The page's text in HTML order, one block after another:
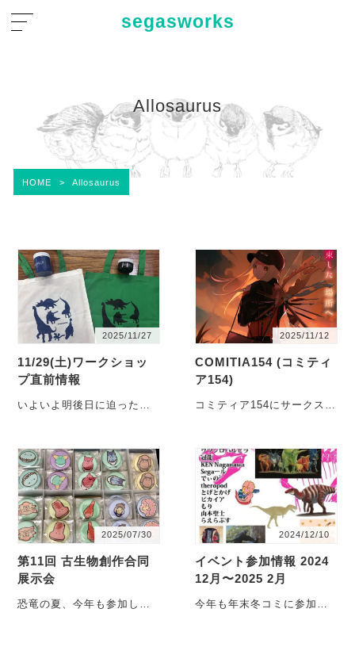
segasworks
Allosaurus
HOME > Allosaurus
2025/11/27
11/29(土)ワークショッ
プ直前情報
いよいよ明後日に迫った
ワークショップ・・・
2025/11/12
COMITIA154 (コミティ
ア154)
コミティア154にサークス参
に6000サークル申・・・
2025/07/30
第11回 古生物創作合同
展示会
恐竜の夏、今年も参加しま
2024/12/10
イベント参加情報 2024
12月〜2025 2月
今年も年末冬コミに参加で